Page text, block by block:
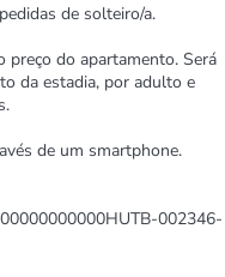
de solteiro/a.
preço do apartamento. Será
da estadia, por adulto e
de um smartphone.
002346-